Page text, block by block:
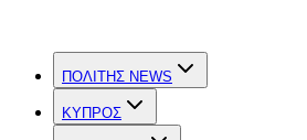
ΠΟΛΙΤΗΣ NEWS
ΚΥΠΡΟΣ